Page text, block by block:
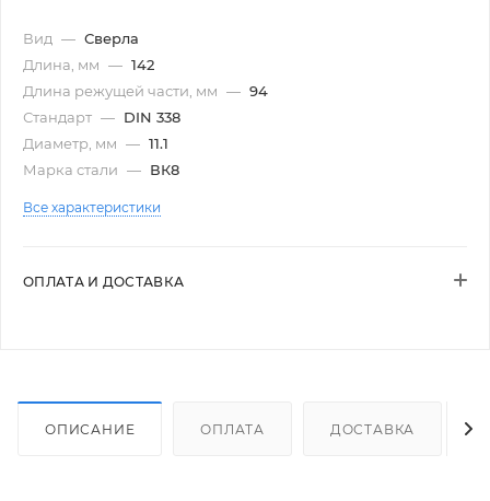
Вид — Сверла
Длина, мм — 142
Длина режущей части, мм — 94
Стандарт — DIN 338
Диаметр, мм — 11.1
Марка стали — ВК8
Все характеристики
ОПЛАТА И ДОСТАВКА
ОПИСАНИЕ ОПЛАТА ДОСТАВКА